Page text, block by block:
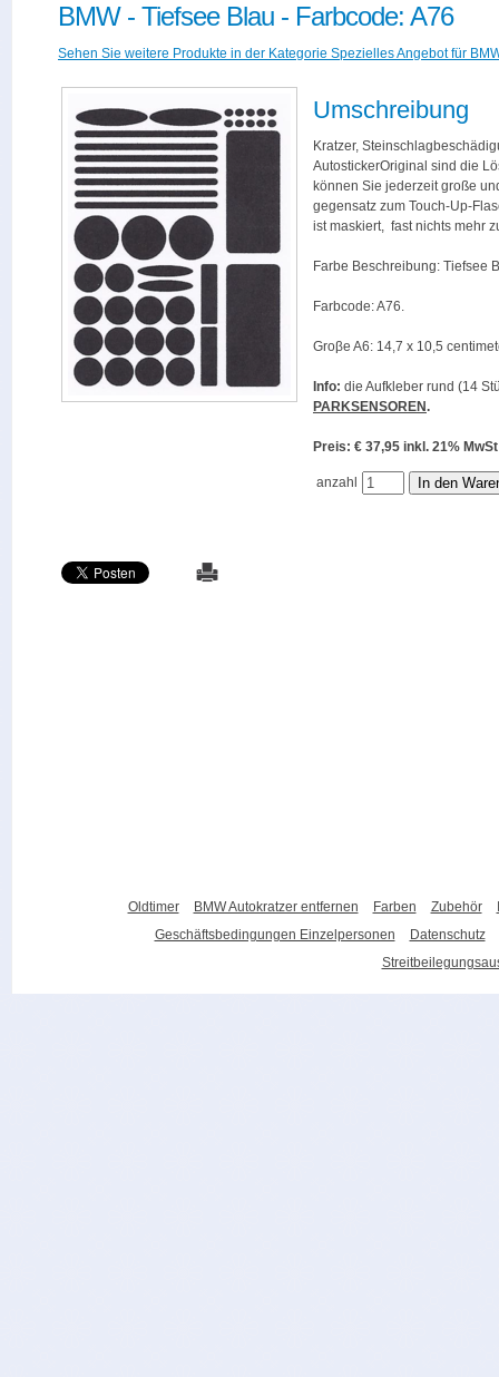
BMW - Tiefsee Blau - Farbcode: A76
Sehen Sie weitere Produkte in der Kategorie Spezielles Angebot für
Umschreibung
Kratzer,
AutostickerOriginal sind die
können Sie jederzeit große
gegensatz zum Touch-Up-
ist maskiert, fast nichts mehr
Farbe Beschreibung: Tiefsee
Farbcode: A76.
Groβe A6: 14,7 x 10,5
Info: die Aufkleber rund (14
PARKSENSOREN.
Preis: € 37,95 inkl. 21%
anzahl
Oldtimer BMW Autokratzer entfernen Farben Zubehör
Geschäftsbedingungen Einzelpersonen
Datenschutz